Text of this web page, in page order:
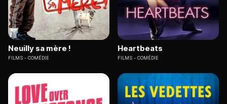
Neuilly sa mère !
FILMS COMÉDIE
Heartbeats
FILMS COMÉDIE